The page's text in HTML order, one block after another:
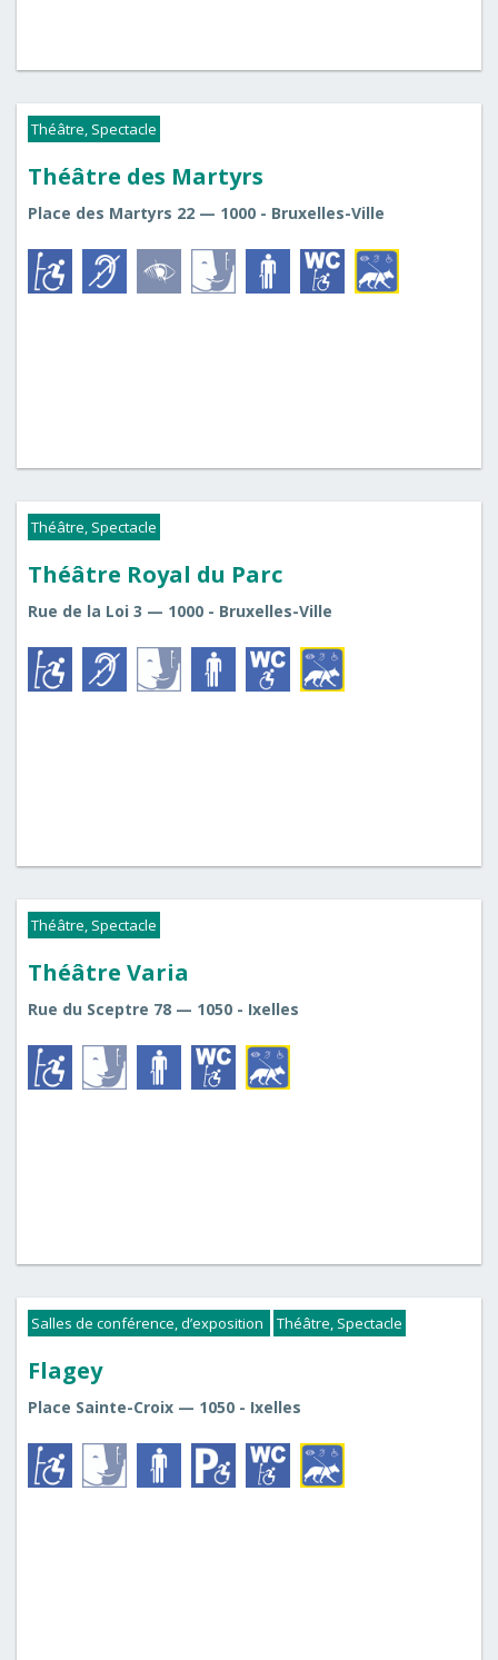
Théâtre, Spectacle
Théâtre des Martyrs
Place des Martyrs 22 — 1000 - Bruxelles-Ville
Théâtre, Spectacle
Théâtre Royal du Parc
Rue de la Loi 3 — 1000 - Bruxelles-Ville
Théâtre, Spectacle
Théâtre Varia
Rue du Sceptre 78 — 1050 - Ixelles
Salles de conférence, d’exposition Théâtre, Spectacle
Flagey
Place Sainte-Croix — 1050 - Ixelles